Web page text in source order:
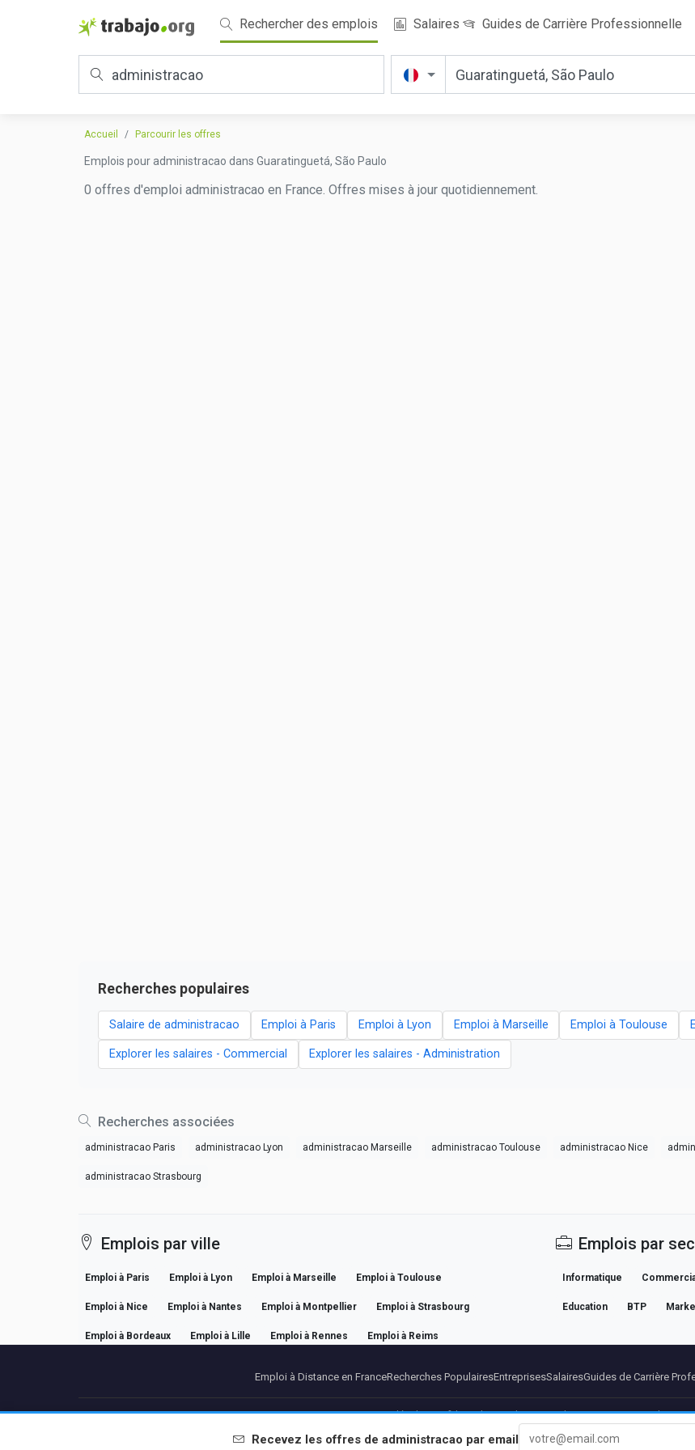
Rechercher des emplois Salaires Guides de Carrière Professionnelle
Accueil Parcourir les offres
Emplois pour administracao dans Guaratinguetá, São Paulo
0 offres d'emploi administracao en France. Offres mises à jour quotidiennement.
Recherches populaires
Salaire de administracao Emploi à Paris Emploi à Lyon Emploi à Marseille Emploi à Toulouse
Explorer les salaires - Commercial Explorer les salaires - Administration
Recherches associées
administracao Paris administracao Lyon administracao Marseille administracao Toulouse administracao Nice
administracao Strasbourg
Emplois par ville
Emploi à Paris Emploi à Lyon Emploi à Marseille Emploi à Toulouse
Emploi à Nice Emploi à Nantes Emploi à Montpellier Emploi à Strasbourg
Emploi à Bordeaux Emploi à Lille Emploi à Rennes Emploi à Reims
Emplois par
Informatique
Education BTP
Recevez les offres de administracao par email
Emploi à Distance en FranceRecherches PopulairesEntreprisesSalairesGuides de Carrière
PartenairesMentions légalesConfidentialiteConditionsConditions PremiumAnnuler
© 2026 BEBEE PLATFORM SL - ID ESB84471838